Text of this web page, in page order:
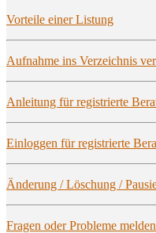
Vor­tei­le einer Listung
Auf­nah­me ins Ver­zeich­nis
Anlei­tung für regis­trier­te
Ein­log­gen für regis­trier­te
Ände­rung / Löschung /
Fra­gen oder Pro­ble­me melden